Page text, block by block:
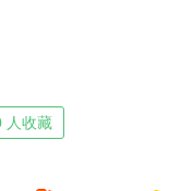
人收藏